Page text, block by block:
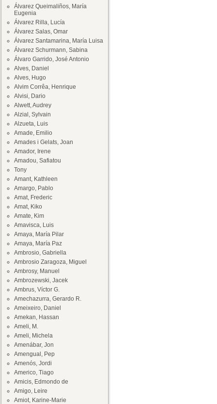
Álvarez Queimaliños, María
Eugenia
Álvarez Rilla, Lucía
Álvarez Salas, Omar
Álvarez Santamarina, María Luisa
Álvarez Schurmann, Sabina
Álvaro Garrido, José Antonio
Alves, Daniel
Alves, Hugo
Alvim Corrêa, Henrique
Alvisi, Dario
Alwett, Audrey
Alzial, Sylvain
Alzueta, Luis
Amade, Emilio
Amades i Gelats, Joan
Amador, Irene
Amadou, Safiatou
Tony
Amant, Kathleen
Amargo, Pablo
Amat, Frederic
Amat, Kiko
Amate, Kim
Amavisca, Luis
Amaya, María Pilar
Amaya, María Paz
Ambrosio, Gabriella
Ambrosio Zaragoza, Miguel
Ambrosy, Manuel
Ambrozewski, Jacek
Ambrus, Víctor G.
Amechazurra, Gerardo R.
Ameixeiro, Daniel
Amekan, Hassan
Ameli, M.
Ameli, Michela
Amenábar, Jon
Amengual, Pep
Amenós, Jordi
Americo, Tiago
Amicis, Edmondo de
Amigo, Leire
Amiot, Karine-Marie